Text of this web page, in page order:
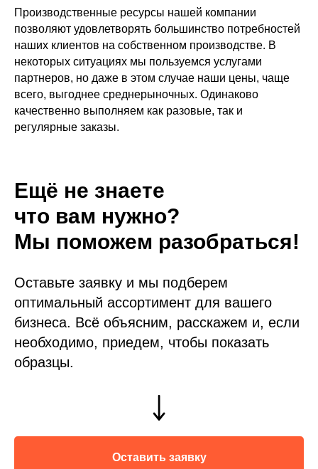
Производственные ресурсы нашей компании
позволяют удовлетворять большинство потребностей
наших клиентов на собственном производстве. В
некоторых ситуациях мы пользуемся услугами
партнеров, но даже в этом случае наши цены, чаще
всего, выгоднее среднерыночных. Одинаково
качественно выполняем как разовые, так и
регулярные заказы.
Ещё не знаете
что вам нужно?
Мы поможем разобраться!
Оставьте заявку и мы подберем
оптимальный ассортимент для вашего
бизнеса. Всё объясним, расскажем и, если
необходимо, приедем, чтобы показать
образцы.
Оставить заявку